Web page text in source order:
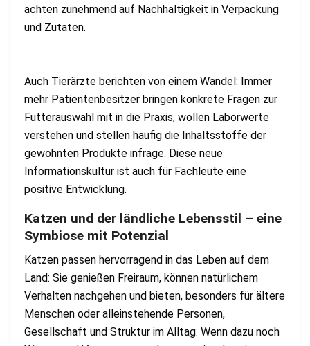
achten zunehmend auf Nachhaltigkeit in Verpackung
und Zutaten.
Auch Tierärzte berichten von einem Wandel: Immer
mehr Patientenbesitzer bringen konkrete Fragen zur
Futterauswahl mit in die Praxis, wollen Laborwerte
verstehen und stellen häufig die Inhaltsstoffe der
gewohnten Produkte infrage. Diese neue
Informationskultur ist auch für Fachleute eine
positive Entwicklung.
Katzen und der ländliche Lebensstil – eine
Symbiose mit Potenzial
Katzen passen hervorragend in das Leben auf dem
Land: Sie genießen Freiraum, können natürlichem
Verhalten nachgehen und bieten, besonders für ältere
Menschen oder alleinstehende Personen,
Gesellschaft und Struktur im Alltag. Wenn dazu noch